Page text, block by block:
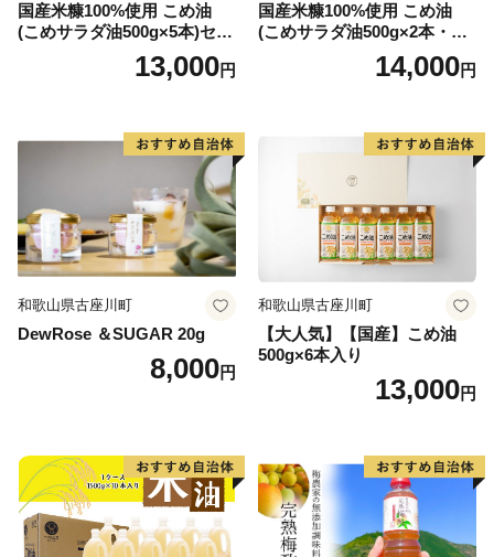
国産米糠100%使用 こめ油
(こめサラダ油500g×5本)セッ
13,000円
国産米糠100%使用 こめ油
(こめサラダ油500g×2本・こ
め胚芽油500g×3本)セット [1
14,000円
和歌山県古座川町
DewRose ＆SUGAR 20g
8,000円
和歌山県古座川町
【大人気】【国産】こめ油
500g×6本入り
13,000円